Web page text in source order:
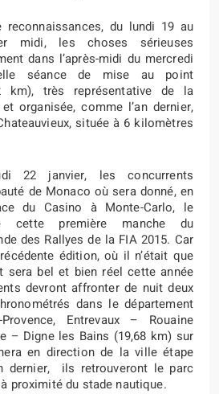
du lundi 19 au
midi, les choses sérieuses
dans l’après-midi du mercredi
séance de mise au point
km), très représentative de la
organisée, comme l’an dernier,
située à 6 kilomètres
22 janvier, les concurrents
de Monaco où sera donné, en
du Casino à Monte-Carlo, le
cette première manche du
des Rallyes de la FIA 2015. Car
édition, où il n’était que
sera bel et bien réel cette année
devront affronter de nuit deux
dans le département
Provence, Entrevaux – Rouaine
– Digne les Bains (19,68 km) sur
en direction de la ville étape
dernier,
ils retrouveront le parc
proximité du stade nautique.